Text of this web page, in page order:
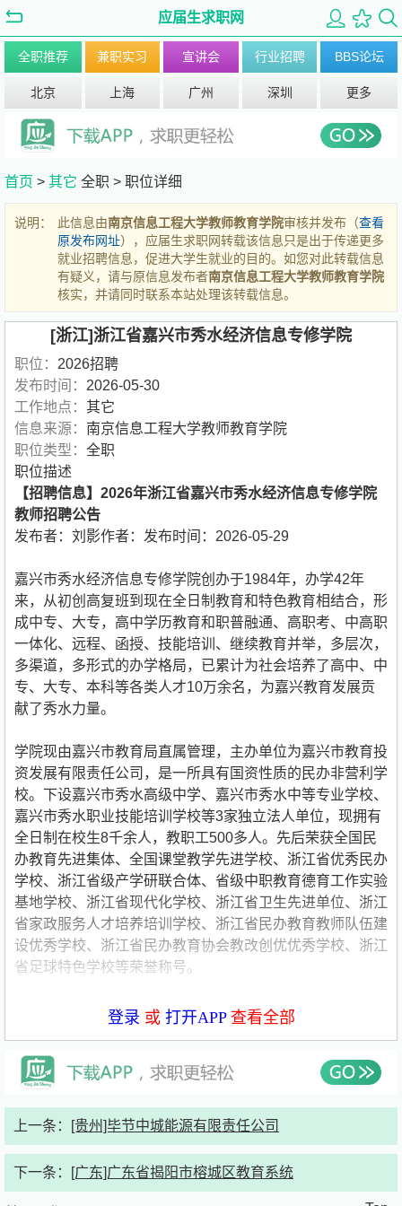
应届生求职网
全职推荐 兼职实习 宣讲会 行业招聘 BBS论坛
北京 上海 广州 深圳 更多
首页 > 其它 全职 > 职位详细
说明： 此信息由南京信息工程大学教师教育学院审核并发布（查看
原发布网址），应届生求职网转载该信息只是出于传递更多
就业招聘信息，促进大学生就业的目的。如您对此转载信息
有疑义，请与原信息发布者南京信息工程大学教师教育学院
核实，并请同时联系本站处理该转载信息。
[浙江]浙江省嘉兴市秀水经济信息专修学院
职位： 2026招聘
发布时间： 2026-05-30
工作地点： 其它
信息来源： 南京信息工程大学教师教育学院
职位类型： 全职
职位描述
【招聘信息】2026年浙江省嘉兴市秀水经济信息专修学院
教师招聘公告
发布者：刘影作者：发布时间：2026-05-29
嘉兴市秀水经济信息专修学院创办于1984年，办学42年
来，从初创高复班到现在全日制教育和特色教育相结合，形
成中专、大专，高中学历教育和职普融通、高职考、中高职
一体化、远程、函授、技能培训、继续教育并举，多层次，
多渠道，多形式的办学格局，已累计为社会培养了高中、中
专、大专、本科等各类人才10万余名，为嘉兴教育发展贡
献了秀水力量。
学院现由嘉兴市教育局直属管理，主办单位为嘉兴市教育投
资发展有限责任公司，是一所具有国资性质的民办非营利学
校。下设嘉兴市秀水高级中学、嘉兴市秀水中等专业学校、
嘉兴市秀水职业技能培训学校等3家独立法人单位，现拥有
全日制在校生8千余人，教职工500多人。先后荣获全国民
办教育先进集体、全国课堂教学先进学校、浙江省优秀民办
学校、浙江省级产学研联合体、省级中职教育德育工作实验
基地学校、浙江省现代化学校、浙江省卫生先进单位、浙江
省家政服务人才培养培训学校、浙江省民办教育教师队伍建
设优秀学校、浙江省民办教育协会教改创优优秀学校、浙江
省足球特色学校等荣誉称号。
学校地理位置优越，校园环境优美，教师待遇优厚（中级及
行）。根据学院教育教学需求，决定公开招聘优秀教师。现
将有关事项公告如下：
一、招聘计划和要求
登录 或 打开APP查看全部
上一条： [贵州]毕节中城能源有限责任公司
下一条： [广东]广东省揭阳市榕城区教育系统